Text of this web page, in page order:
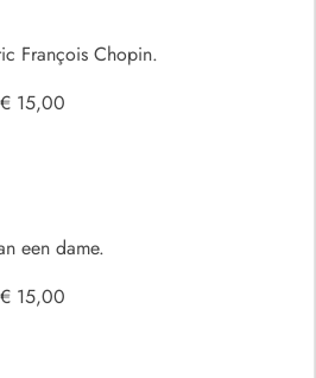
François Chopin.
€ 15,00
een dame.
€ 15,00